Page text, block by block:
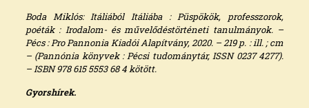
Boda Miklós: Itáliából Itáliába : Püspökök, professzorok,
poéták : Irodalom- és művelődéstörténeti tanulmányok. –
Pécs : Pro Pannonia Kiadói Alapítvány, 2020. – 219 p. : ill. ; cm
– (Pannónia könyvek : Pécsi tudománytár, ISSN 0237 4277).
– ISBN 978 615 5553 68 4 kötött.
Gyorshírek.